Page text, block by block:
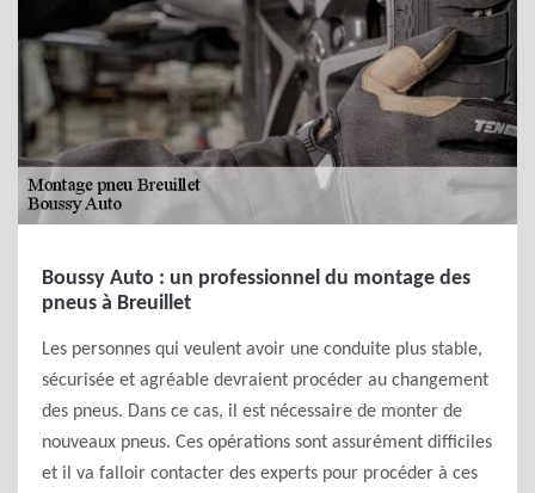
Boussy Auto : un professionnel du montage des
pneus à Breuillet
Les personnes qui veulent avoir une conduite plus stable,
sécurisée et agréable devraient procéder au changement
des pneus. Dans ce cas, il est nécessaire de monter de
nouveaux pneus. Ces opérations sont assurément difficiles
et il va falloir contacter des experts pour procéder à ces